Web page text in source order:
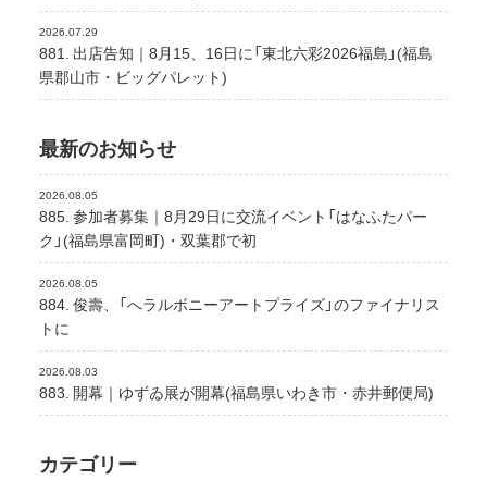
2026.07.29
881. 出店告知｜8月15、16日に「東北六彩2026福島」(福島
県郡山市・ビッグパレット)
最新のお知らせ
2026.08.05
885. 参加者募集｜8月29日に交流イベント「はなふたパー
ク」(福島県富岡町)・双葉郡で初
2026.08.05
884. 俊壽、「へラルボニーアートプライズ」のファイナリス
トに
2026.08.03
883. 開幕｜ゆずゐ展が開幕(福島県いわき市・赤井郵便局)
カテゴリー